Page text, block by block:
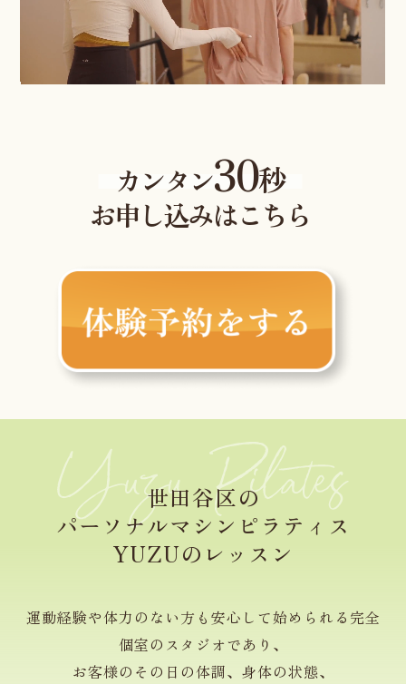
カンタン30秒
お申し込みはこちら
世田谷区の
パーソナルマシンピラティス
YUZUのレッスン
運動経験や体力のない方も安心して始められる完全
個室のスタジオであり、
お客様のその日の体調、身体の状態、